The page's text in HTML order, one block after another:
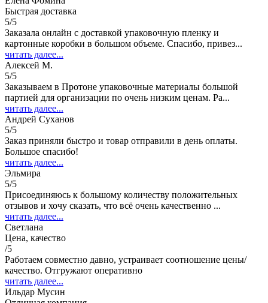
Быстрая доставка
5/5
Заказала онлайн с доставкой упаковочную пленку и
картонные коробки в большом объеме. Спасибо, привез...
читать далее...
Алексей М.
5/5
Заказываем в Протоне упаковочные материалы большой
партией для организации по очень низким ценам. Ра...
читать далее...
Андрей Суханов
5/5
Заказ приняли быстро и товар отправили в день оплаты.
Большое спасибо!
читать далее...
Эльмира
5/5
Присоединяюсь к большому количеству положительных
отзывов и хочу сказать, что всё очень качественно ...
читать далее...
Светлана
Цена, качество
/5
Работаем совместно давно, устраивает соотношение цены/
качество. Отгружают оперативно
читать далее...
Ильдар Мусин